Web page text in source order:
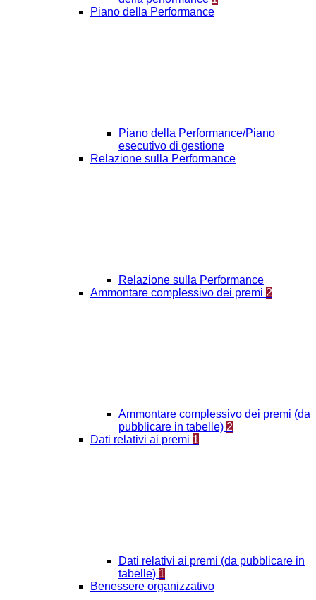
Piano della Performance
Piano della Performance/Piano
esecutivo di gestione
Relazione sulla Performance
Relazione sulla Performance
Ammontare complessivo dei premi 2
Ammontare complessivo dei premi (da
pubblicare in tabelle) 2
Dati relativi ai premi 1
Dati relativi ai premi (da pubblicare in
tabelle) 1
Benessere organizzativo